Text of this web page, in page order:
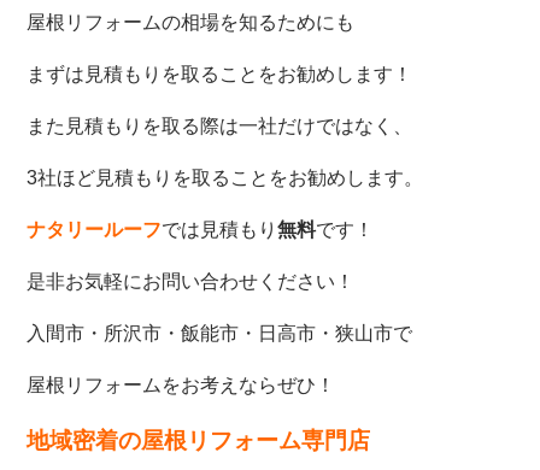
屋根リフォームの相場を知るためにも
まずは見積もりを取ることをお勧めします！
また見積もりを取る際は一社だけではなく、
3社ほど見積もりを取ることをお勧めします。
ナタリールーフでは見積もり無料です！
是非お気軽にお問い合わせください！
入間市・所沢市・飯能市・日高市・狭山市で
屋根リフォームをお考えならぜひ！
地域密着の屋根リフォーム専門店